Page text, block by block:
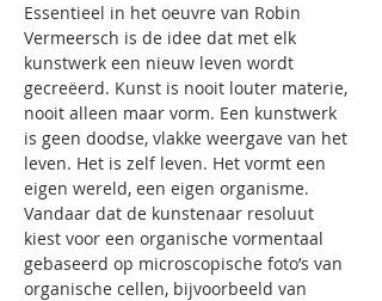
Essentieel in het oeuvre van Robin
Vermeersch is de idee dat met elk
kunstwerk een nieuw leven wordt
gecreëerd. Kunst is nooit louter materie,
nooit alleen maar vorm. Een kunstwerk
is geen doodse, vlakke weergave van het
leven. Het is zelf leven. Het vormt een
eigen wereld, een eigen organisme.
Vandaar dat de kunstenaar resoluut
kiest voor een organische vormentaal
gebaseerd op microscopische foto’s van
organische cellen, bijvoorbeeld van